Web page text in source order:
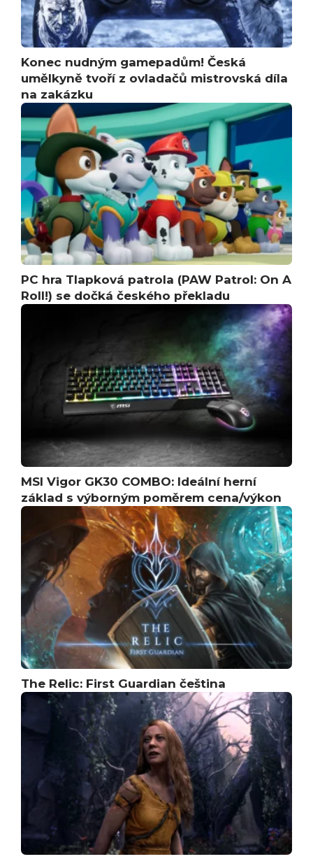
Konec nudným gamepadům! Česká
umělkyně tvoří z ovladačů mistrovská díla
na zakázku
PC hra Tlapková patrola (PAW Patrol: On A
Roll!) se dočká českého překladu
MSI Vigor GK30 COMBO: Ideální herní
základ s výborným poměrem cena/výkon
The Relic: First Guardian čeština